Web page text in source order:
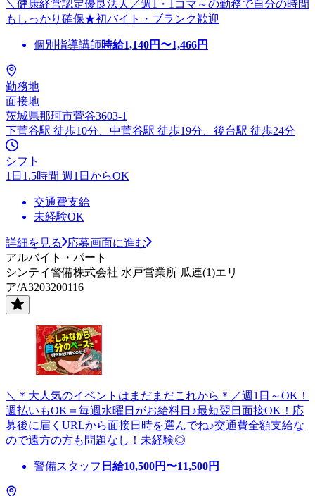
＼健康経営認定優良法人／週1・1コマ～の勤務で自分の時間
もしっかり確保★初バイト・ブランク歓迎
個別指導講師時給1,140円〜1,466円
勤務地
面接地
茨城県那珂市菅谷3603-1
下菅谷駅 徒歩10分、中菅谷駅 徒歩19分、後台駅 徒歩24分
シフト
1日1.5時間 週1日からOK
交通費支給
未経験OK
詳細を見る
応募画面に進む
アルバイト・パート
シンテイ警備株式会社 水戸営業所 瓜連(1)エリ
ア/A3203200116
＼＊大人気のイベントはまだまだこれから＊／週1日～OK！
週払いもOK＝毎週水曜日がお給料日♪最短翌日面接OK！応
募後に届くURLから面接日時を選んでね♪交通費全額支給な
ので遠方の方も問題なし！未経験◎
警備スタッフ 日給10,500円〜11,500円